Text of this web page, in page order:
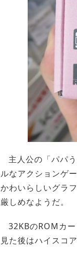
主人公の「パパ
ルなアクションゲ
かわいらしいグラ
厳しめなようだ。
32KBのROMカ
見た後はハイスコ